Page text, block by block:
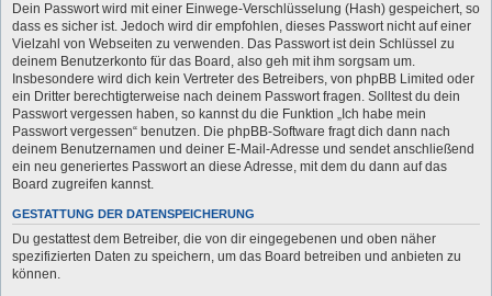
Dein Passwort wird mit einer Einwege-Verschlüsselung (Hash) gespeichert, so
dass es sicher ist. Jedoch wird dir empfohlen, dieses Passwort nicht auf einer
Vielzahl von Webseiten zu verwenden. Das Passwort ist dein Schlüssel zu
deinem Benutzerkonto für das Board, also geh mit ihm sorgsam um.
Insbesondere wird dich kein Vertreter des Betreibers, von phpBB Limited oder
ein Dritter berechtigterweise nach deinem Passwort fragen. Solltest du dein
Passwort vergessen haben, so kannst du die Funktion „Ich habe mein
Passwort vergessen“ benutzen. Die phpBB-Software fragt dich dann nach
deinem Benutzernamen und deiner E-Mail-Adresse und sendet anschließend
ein neu generiertes Passwort an diese Adresse, mit dem du dann auf das
Board zugreifen kannst.
GESTATTUNG DER DATENSPEICHERUNG
Du gestattest dem Betreiber, die von dir eingegebenen und oben näher
spezifizierten Daten zu speichern, um das Board betreiben und anbieten zu
können.